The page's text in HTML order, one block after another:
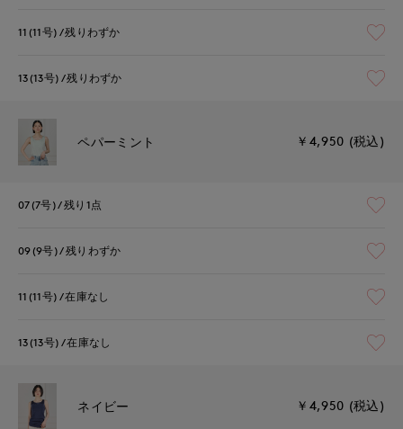
11(11号) 残りわずか
13(13号) 残りわずか
ペパーミント ￥4,950 (税込)
07(7号) 残り1点
09(9号) 残りわずか
11(11号) 在庫なし
13(13号) 在庫なし
ネイビー ￥4,950 (税込)